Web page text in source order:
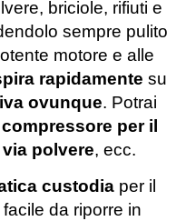
briciole, rifiuti e
sempre pulito
motore e alle
rapidamente su
ovunque. Potrai
per il
polvere, ecc.
custodia per il
da riporre in